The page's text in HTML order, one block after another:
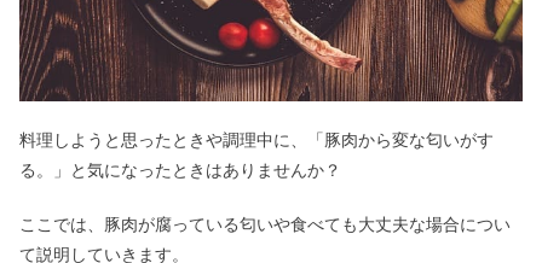
料理しようと思ったときや調理中に、「豚肉から変な匂いがす
る。」と気になったときはありませんか？
ここでは、豚肉が腐っている匂いや食べても大丈夫な場合につい
て説明していきます。